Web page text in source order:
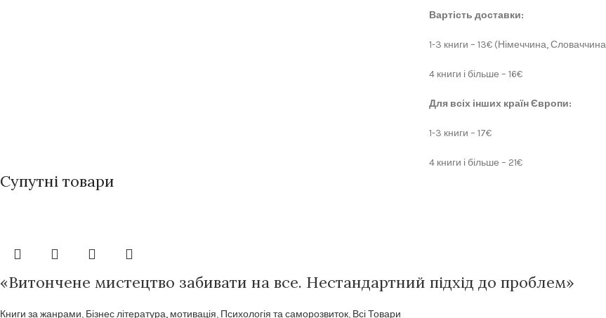
Вартість доставки:
1-3 книги – 13€ (Німеччина,
4 книги і більше – 16€
Для всіх інших країн Європи:
1-3 книги – 17€
4 книги і більше – 21€
Супутні товари
«Витончене мистецтво забивати на все. Нестандартний підхід до проблем»
Книги за жанрами, Бізнес література, мотивація, Психологія та саморозвиток, Всі Товари